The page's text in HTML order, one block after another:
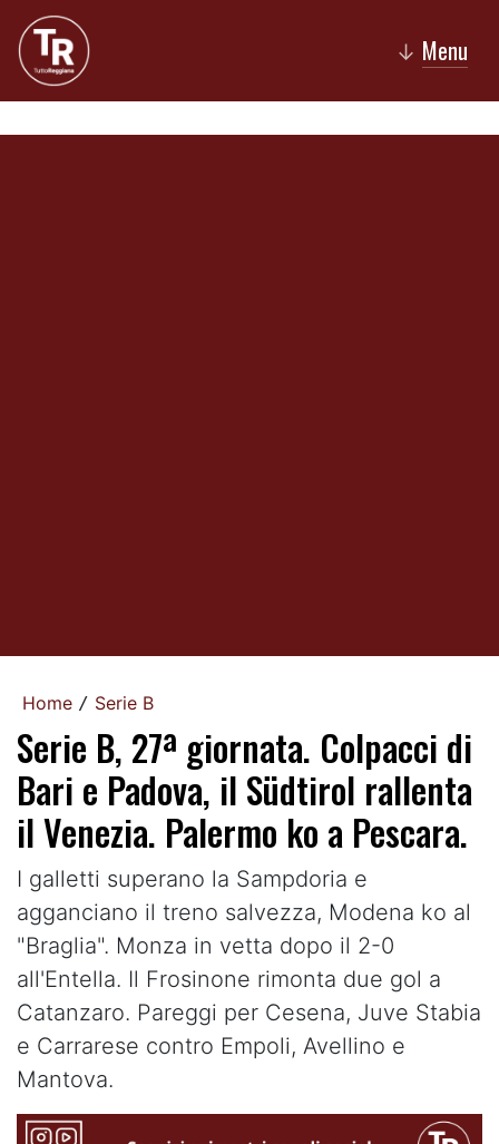
↓ Menu
Home / Serie B
Serie B, 27ª giornata. Colpacci di
Bari e Padova, il Südtirol rallenta
il Venezia. Palermo ko a Pescara.
I galletti superano la Sampdoria e
agganciano il treno salvezza, Modena ko al
"Braglia". Monza in vetta dopo il 2-0
all'Entella. Il Frosinone rimonta due gol a
Catanzaro. Pareggi per Cesena, Juve Stabia
e Carrarese contro Empoli, Avellino e
Mantova.